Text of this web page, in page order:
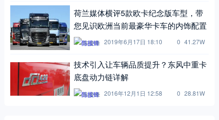
荷兰媒体横评5款欧卡纪念版车型，带
您见识欧洲当前最豪华卡车的内饰配置
陈接锋 2019年6月17日 18:10 0 41.27W
技术引入让车辆品质提升？东风中重卡
底盘动力链详解
陈接锋 2016年12月1日 12:58 0 28.81W